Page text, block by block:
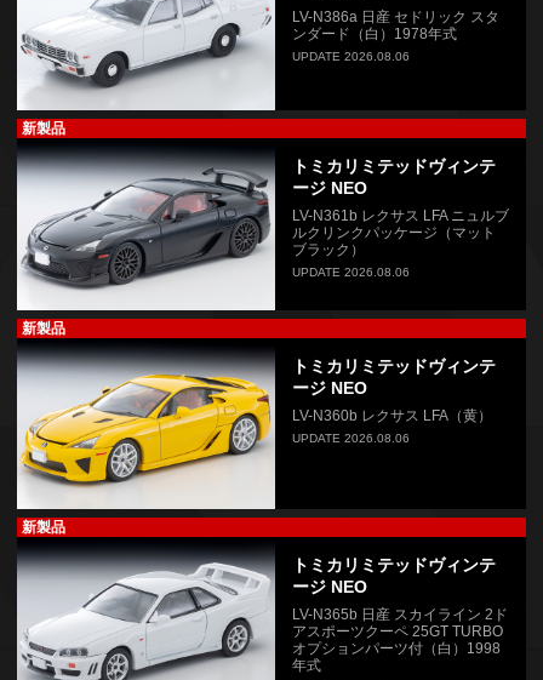
LV-N386a 日産 セドリック スタ
ンダード（白）1978年式
UPDATE 2026.08.06
新製品
トミカリミテッドヴィンテ
ージ NEO
LV-N361b レクサス LFA ニュルブ
ルクリンクパッケージ（マット
ブラック）
UPDATE 2026.08.06
新製品
トミカリミテッドヴィンテ
ージ NEO
LV-N360b レクサス LFA（黄）
UPDATE 2026.08.06
新製品
トミカリミテッドヴィンテ
ージ NEO
LV-N365b 日産 スカイライン 2ド
アスポーツクーペ 25GT TURBO
オプションパーツ付（白）1998
年式